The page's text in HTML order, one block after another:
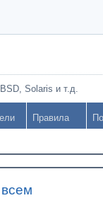
Solaris и т.д.
Правила